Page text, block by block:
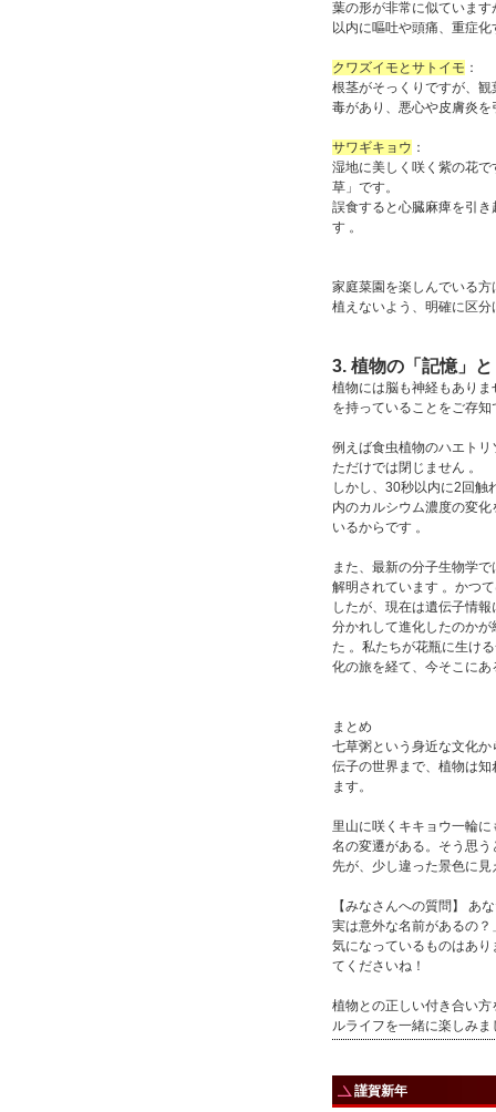
葉の形が非常に似ていま
以内に嘔吐や頭痛、重症
クワズイモとサトイモ ：
根茎がそっくりですが、
毒があり、悪心や皮膚炎
サワギキョウ ：
湿地に美しく咲く紫の花
草」です。
誤食すると心臓麻痺を引
す 。
家庭菜園を楽しんでいる
植えないよう、明確に区
3. 植物の「記憶」
植物には脳も神経もあり
を持っていることをご存知
例えば食虫植物のハエト
ただけでは閉じません 。
しかし、30秒以内に2回触
内のカルシウム濃度の変
いるからです 。
また、最新の分子生物学
解明されています 。かつ
したが、現在は遺伝子情
分かれして進化したのか
た 。私たちが花瓶に生け
化の旅を経て、今そこにあ
まとめ
七草粥という身近な文化
伝子の世界まで、植物は
ます。
里山に咲くキキョウ一輪
名の変遷がある。そう思
先が、少し違った景色に
【みなさんへの質問】 あ
実は意外な名前があるの
気になっているものはあ
てくださいね！
植物との正しい付き合い
ルライフを一緒に楽しみま
謹賀新年